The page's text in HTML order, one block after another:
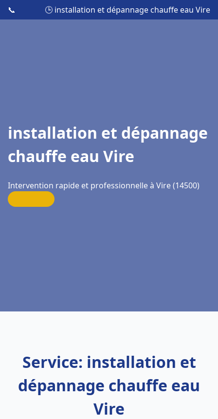
📞 🕒 installation et dépannage chauffe eau Vire
installation et dépannage
chauffe eau Vire
Intervention rapide et professionnelle à Vire (14500)
Service: installation et
dépannage chauffe eau
Vire